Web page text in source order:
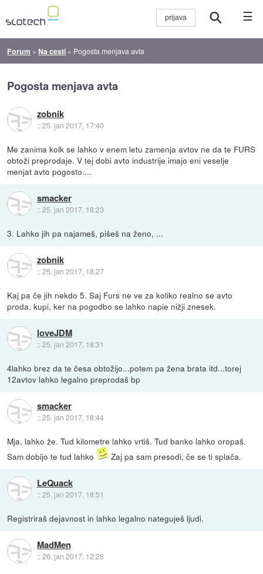
☰
Forum » Na cesti » Pogosta menjava avta
Pogosta menjava avta
zobnik
::25. jan 2017, 17:40
Me zanima kolk se lahko v enem letu zamenja avtov ne da te FURS
obtoži preprodaje. V tej dobi avto industrije imajo eni veselje
menjat avto pogosto....
smacker
::25. jan 2017, 18:23
3. Lahko jih pa najameš, pišeš na ženo, ...
zobnik
::25. jan 2017, 18:27
Kaj pa če jih nekdo 5. Saj Furs ne ve za koliko realno se avto
proda, kupi, ker na pogodbo se lahko napie nižji znesek.
loveJDM
::25. jan 2017, 18:31
4lahko brez da te česa obtožijo...potem pa žena brata itd...torej
12avtov lahko legalno preprodaš bp
smacker
::25. jan 2017, 18:44
Mja, lahko že. Tud kilometre lahko vrtiš. Tud banko lahko oropaš.
Sam dobijo te tud lahko
Zaj pa sam presodi, če se ti splača.
LeQuack
::25. jan 2017, 18:51
Registriraš dejavnost in lahko legalno nateguješ ljudi.
MadMen
::26. jan 2017, 12:28